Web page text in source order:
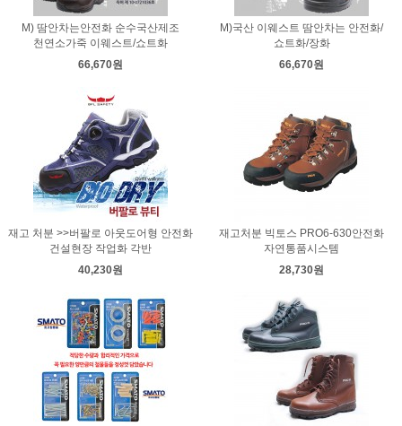
M) 땀안차는안전화 순수국산제조
천연소가죽 이웨스트/쇼트화
66,670원
M)국산 이웨스트 땀안차는 안전화/
쇼트화/장화
66,670원
재고 처분 >>버팔로 아웃도어형 안전화
건설현장 작업화 각반
40,230원
재고처분 빅토스 PRO6-630안전화
자연통품시스템
28,730원